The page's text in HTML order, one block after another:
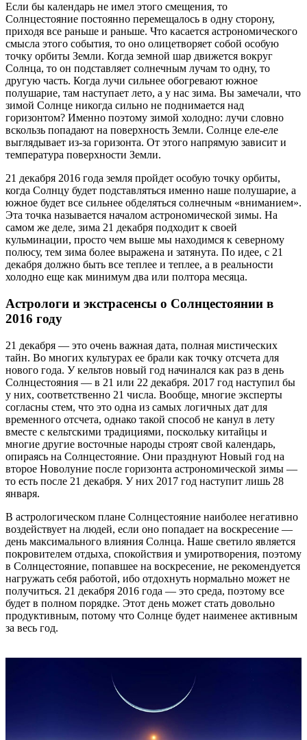
Если бы календарь не имел этого смещения, то
Солнцестояние постоянно перемещалось в одну сторону,
приходя все раньше и раньше. Что касается астрономического
смысла этого события, то оно олицетворяет собой особую
точку орбиты Земли. Когда земной шар движется вокруг
Солнца, то он подставляет солнечным лучам то одну, то
другую часть. Когда лучи сильнее обогревают южное
полушарие, там наступает лето, а у нас зима. Вы замечали, что
зимой Солнце никогда сильно не поднимается над
горизонтом? Именно поэтому зимой холодно: лучи словно
вскользь попадают на поверхность Земли. Солнце еле-еле
выглядывает из-за горизонта. От этого напрямую зависит и
температура поверхности Земли.
21 декабря 2016 года земля пройдет особую точку орбиты,
когда Солнцу будет подставляться именно наше полушарие, а
южное будет все сильнее обделяться солнечным «вниманием».
Эта точка называется началом астрономической зимы. На
самом же деле, зима 21 декабря подходит к своей
кульминации, просто чем выше мы находимся к северному
полюсу, тем зима более выражена и затянута. По идее, с 21
декабря должно быть все теплее и теплее, а в реальности
холодно еще как минимум два или полтора месяца.
Астрологи и экстрасенсы о Солнцестоянии в
2016 году
21 декабря — это очень важная дата, полная мистических
тайн. Во многих культурах ее брали как точку отсчета для
нового года. У кельтов новый год начинался как раз в день
Солнцестояния — в 21 или 22 декабря. 2017 год наступил бы
у них, соответственно 21 числа. Вообще, многие эксперты
согласны стем, что это одна из самых логичных дат для
временного отсчета, однако такой способ не канул в лету
вместе с кельтскими традициями, поскольку китайцы и
многие другие восточные народы строят свой календарь,
опираясь на Солнцестояние. Они празднуют Новый год на
второе Новолуние после горизонта астрономической зимы —
то есть после 21 декабря. У них 2017 год наступит лишь 28
января.
В астрологическом плане Солнцестояние наиболее негативно
воздействует на людей, если оно попадает на воскресение —
день максимального влияния Солнца. Наше светило является
покровителем отдыха, спокойствия и умиротворения, поэтому
в Солнцестояние, попавшее на воскресение, не рекомендуется
нагружать себя работой, ибо отдохнуть нормально может не
получиться. 21 декабря 2016 года — это среда, поэтому все
будет в полном порядке. Этот день может стать довольно
продуктивным, потому что Солнце будет наименее активным
за весь год.